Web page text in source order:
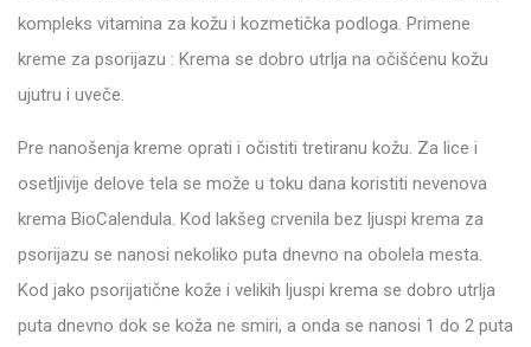
kompleks vitamina za kožu i kozmetička podloga. Primene
kreme za psorijazu : Krema se dobro utrlja na očišćenu kožu
ujutru i uveče.
Pre nanošenja kreme oprati i očistiti tretiranu kožu. Za lice i
osetljivije delove tela se može u toku dana koristiti nevenova
krema BioCalendula. Kod lakšeg crvenila bez ljuspi krema za
psorijazu se nanosi nekoliko puta dnevno na obolela mesta.
Kod jako psorijatične kože i velikih ljuspi krema se dobro utrlja
puta dnevno dok se koža ne smiri, a onda se nanosi 1 do 2 puta